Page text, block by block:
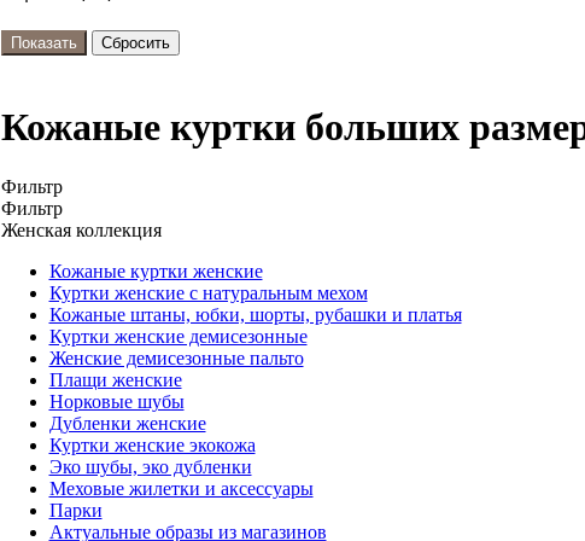
Кожаные куртки больших
Фильтр
Фильтр
Женская коллекция
Кожаные куртки женские
Куртки женские с натуральным мехом
Кожаные штаны, юбки, шорты, рубашки и платья
Куртки женские демисезонные
Женские демисезонные пальто
Плащи женские
Норковые шубы
Дубленки женские
Куртки женские экокожа
Эко шубы, эко дубленки
Меховые жилетки и аксессуары
Парки
Актуальные образы из магазинов